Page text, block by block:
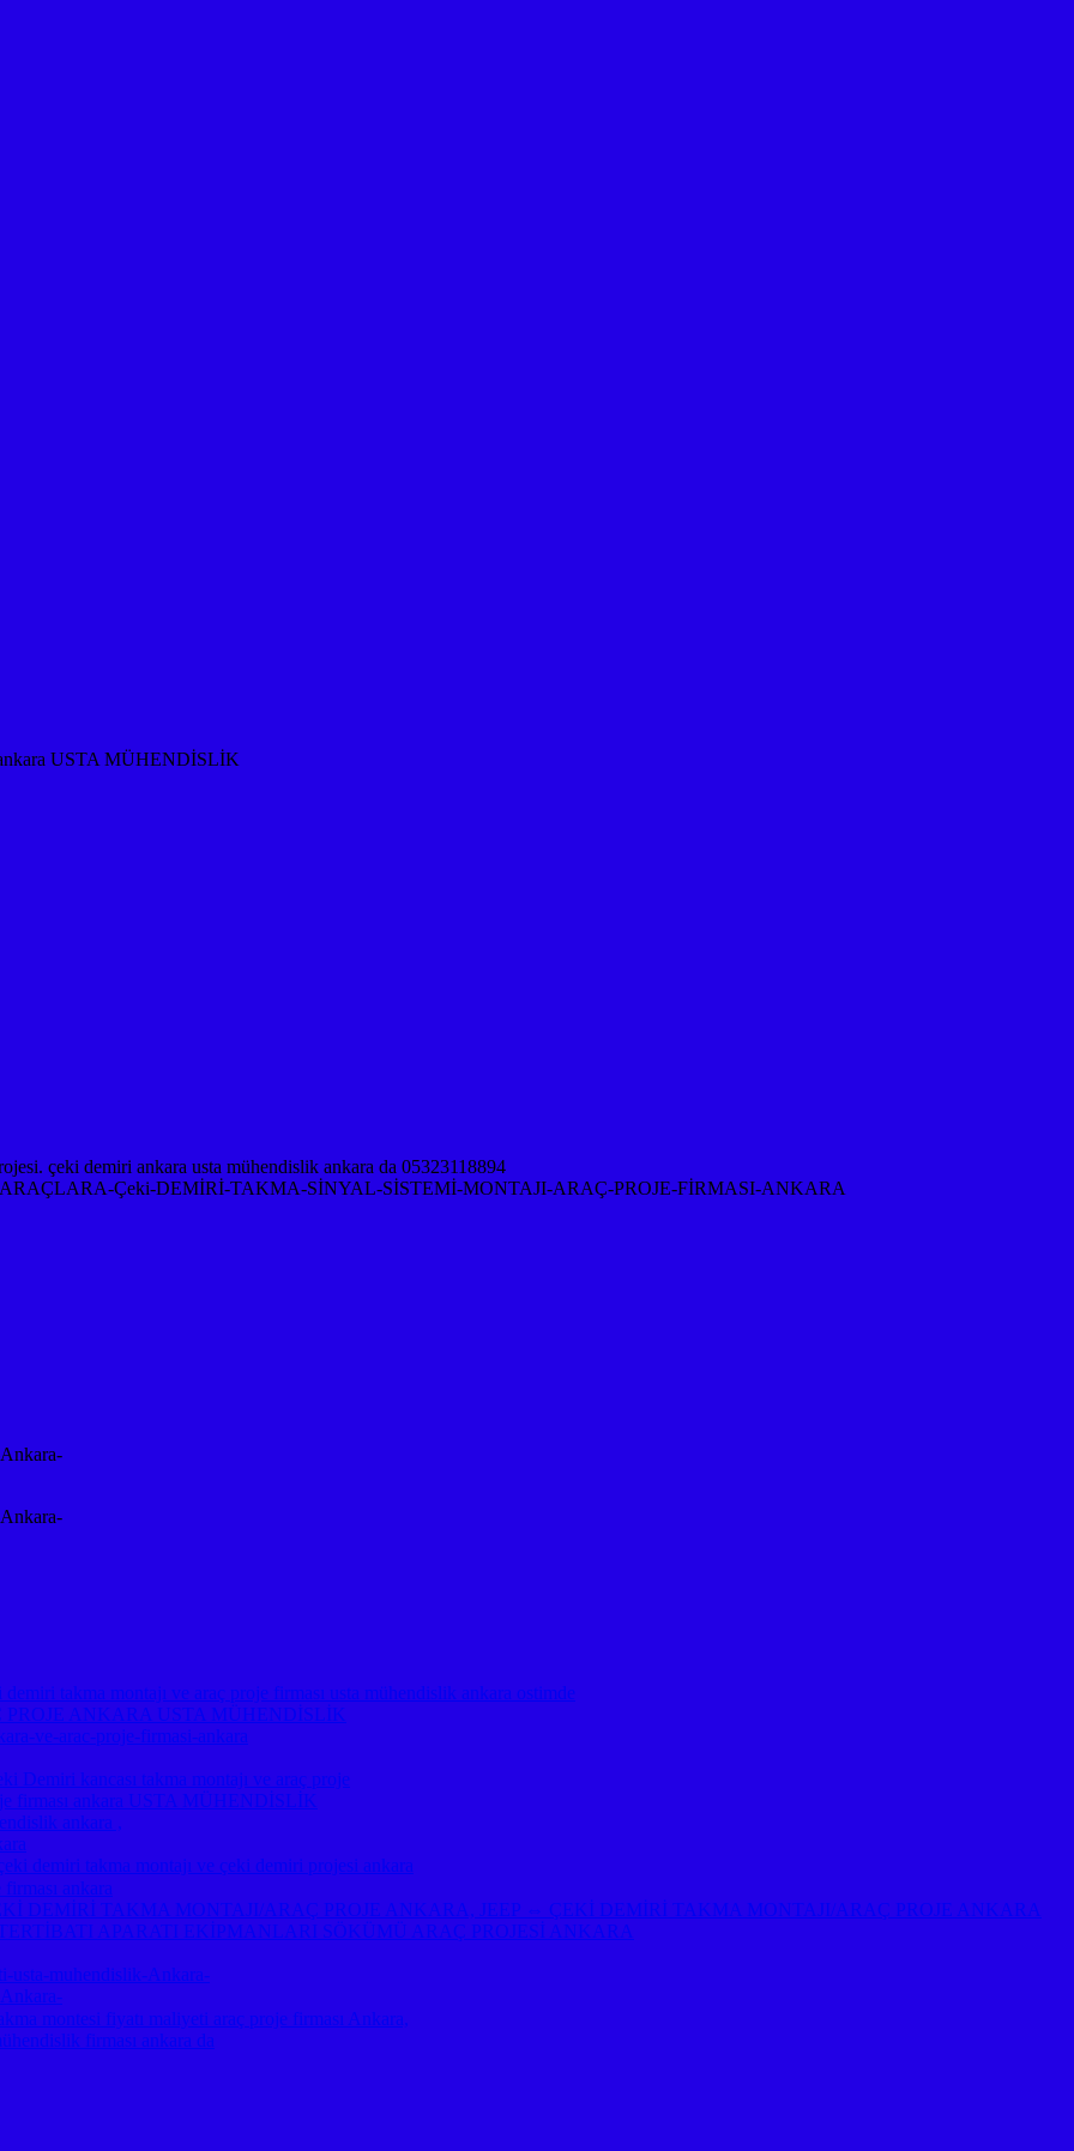
ankara USTA MÜHENDİSLİK
Çeki-DEMİRİ-TAKMA-SİNYAL-SİSTEMİ-MONTAJI-ARAÇ-PROJE-FİRMASI-ANKARA
takma montajı ve araç proje firması usta mühendislik ankara ostimde
ANKARA USTA MÜHENDİSLİK
ve-arac-proje-firmasi-ankara
kancası takma montajı ve araç proje
firması ankara USTA MÜHENDİSLİK
ankara ,
demiri takma montajı ve çeki demiri projesi ankara
ankara
DEMİRİ TAKMA MONTAJI/ARAÇ PROJE ANKARA, JEEP ⇔ ÇEKİ DEMİRİ TAKMA MONTAJI/ARAÇ PROJE ANKARA
APARATI EKİPMANLARI SÖKÜMÜ ARAÇ PROJESİ ANKARA
usta-muhendislik-Ankara-
montesi fiyatı maliyeti araç proje firması Ankara,
firması ankara da